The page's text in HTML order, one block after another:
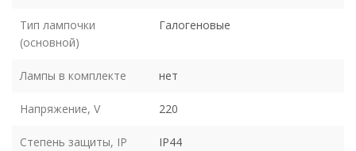
Тип лампочки
(основной)
Галогеновые
Лампы в комплекте нет
Напряжение, V 220
Степень защиты, IP IP44